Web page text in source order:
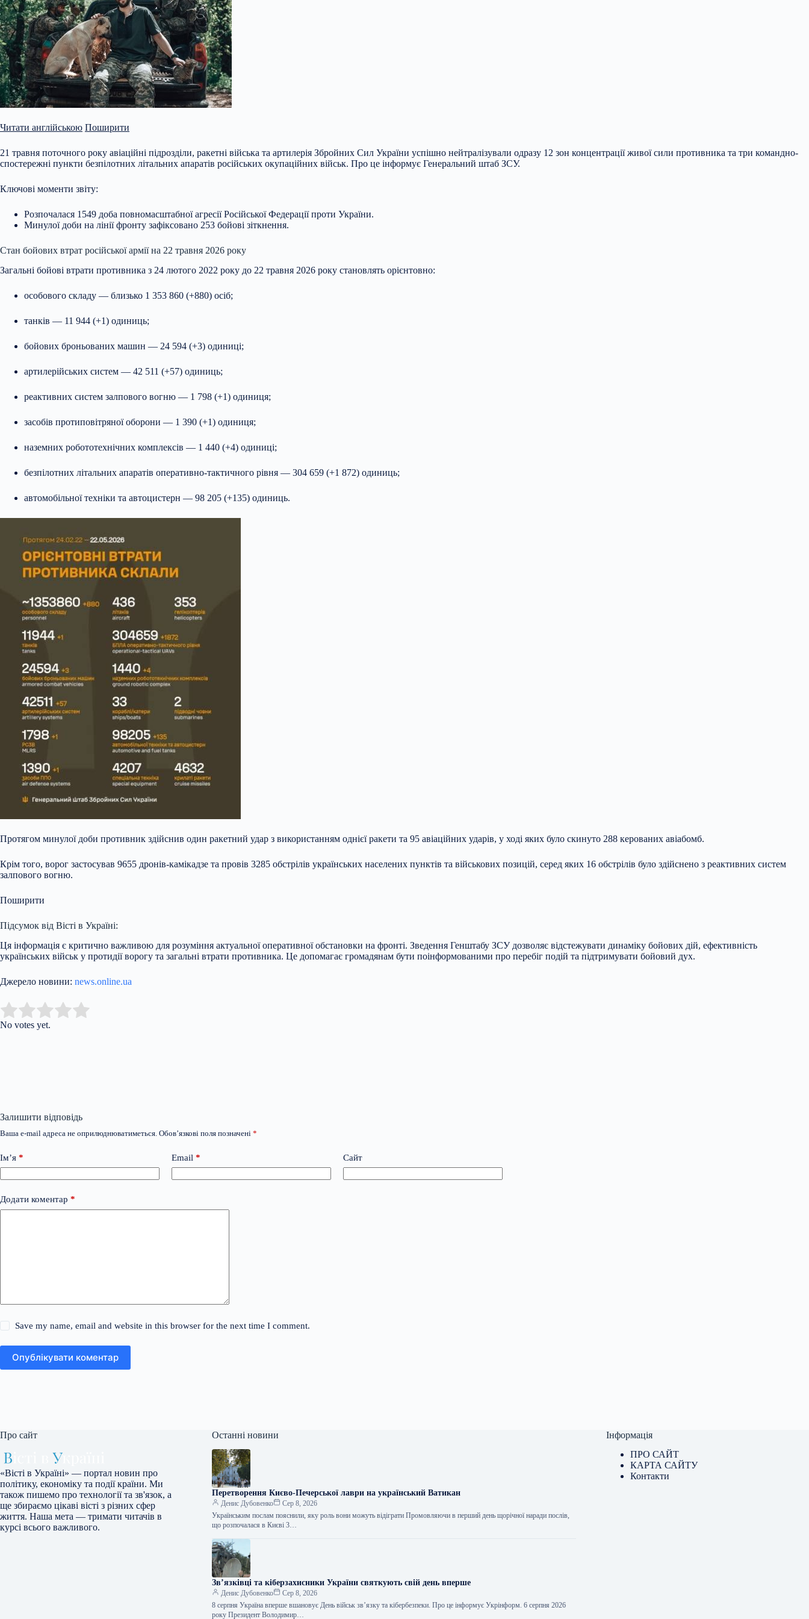
Читати англійською Поширити
21 травня поточного року авіаційні підрозділи, ракетні війська та артилерія Збройних Сил України успішно нейтралізували одразу 12 зон концентрації живої сили противника та три командно-
спостережні пункти безпілотних літальних апаратів російських окупаційних військ. Про це інформує Генеральний штаб ЗСУ.
Ключові моменти звіту:
Розпочалася 1549 доба повномасштабної агресії Російської Федерації проти України.
Минулої доби на лінії фронту зафіксовано 253 бойові зіткнення.
Стан бойових втрат російської армії на 22 травня 2026 року
Загальні бойові втрати противника з 24 лютого 2022 року до 22 травня 2026 року становлять орієнтовно:
особового складу — близько 1 353 860 (+880) осіб;
танків — 11 944 (+1) одиниць;
бойових броньованих машин — 24 594 (+3) одиниці;
артилерійських систем — 42 511 (+57) одиниць;
реактивних систем залпового вогню — 1 798 (+1) одиниця;
засобів протиповітряної оборони — 1 390 (+1) одиниця;
наземних робототехнічних комплексів — 1 440 (+4) одиниці;
безпілотних літальних апаратів оперативно-тактичного рівня — 304 659 (+1 872) одиниць;
автомобільної техніки та автоцистерн — 98 205 (+135) одиниць.
Протягом минулої доби противник здійснив один ракетний удар з використанням однієї ракети та 95 авіаційних ударів, у ході яких було скинуто 288 керованих авіабомб.
Крім того, ворог застосував 9655 дронів-камікадзе та провів 3285 обстрілів українських населених пунктів та військових позицій, серед яких 16 обстрілів було здійснено з реактивних систем
залпового вогню.
Поширити
Підсумок від Вісті в Україні:
Ця інформація є критично важливою для розуміння актуальної оперативної обстановки на фронті. Зведення Генштабу ЗСУ дозволяє відстежувати динаміку бойових дій, ефективність
українських військ у протидії ворогу та загальні втрати противника. Це допомагає громадянам бути поінформованими про перебіг подій та підтримувати бойовий дух.
Джерело новини: news.online.ua
Rate this item:
No votes yet.
Залишити відповідь
Ваша e-mail адреса не оприлюднюватиметься. Обов’язкові поля позначені *
Ім’я * Email * Сайт
Додати коментар *
Save my name, email and website in this browser for the next time I comment.
Опублікувати коментар
Про сайт
«Вісті в Україні» — портал новин про
політику, економіку та події країни. Ми
також пишемо про технології та зв'язок, а
ще збираємо цікаві вісті з різних сфер
життя. Наша мета — тримати читачів в
курсі всього важливого.
Останні новини
Перетворення Києво-Печерської лаври на український Ватикан
Денис Дубовенко
Сер 8, 2026
Українським послам пояснили, яку роль вони можуть відіграти Промовляючи в перший день щорічної наради послів,
що розпочалася в Києві 3…
Зв’язківці та кіберзахисники України святкують свій день вперше
Денис Дубовенко
Сер 8, 2026
8 серпня Україна вперше вшановує День військ зв’язку та кібербезпеки. Про це інформує Укрінформ. 6 серпня 2026
року Президент Володимир…
Інформація
ПРО САЙТ
КАРТА САЙТУ
Контакти